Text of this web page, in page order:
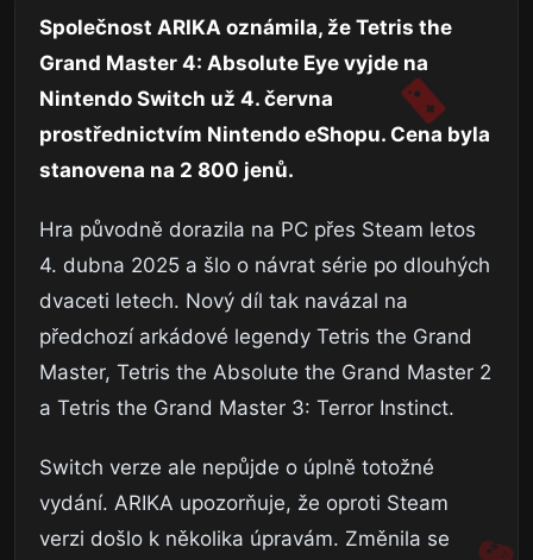
Společnost ARIKA oznámila, že Tetris the
Grand Master 4: Absolute Eye vyjde na
Nintendo Switch už 4. června
prostřednictvím Nintendo eShopu. Cena byla
stanovena na 2 800 jenů.
Hra původně dorazila na PC přes Steam letos
4. dubna 2025 a šlo o návrat série po dlouhých
dvaceti letech. Nový díl tak navázal na
předchozí arkádové legendy Tetris the Grand
Master, Tetris the Absolute the Grand Master 2
a Tetris the Grand Master 3: Terror Instinct.
Switch verze ale nepůjde o úplně totožné
vydání. ARIKA upozorňuje, že oproti Steam
verzi došlo k několika úpravám. Změnila se